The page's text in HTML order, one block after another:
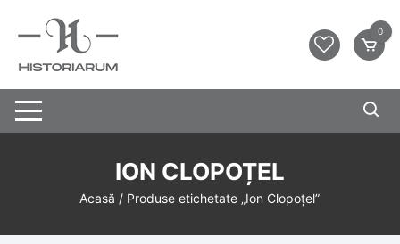
0
ION CLOPOȚEL
Acasă / Produse etichetate „Ion Clopoțel”